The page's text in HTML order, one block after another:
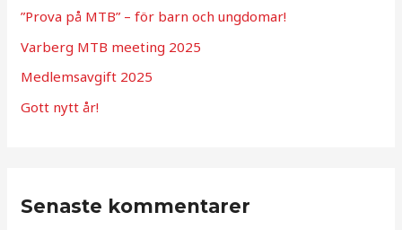
”Prova på MTB” – för barn och ungdomar!
Varberg MTB meeting 2025
Medlemsavgift 2025
Gott nytt år!
Senaste kommentarer